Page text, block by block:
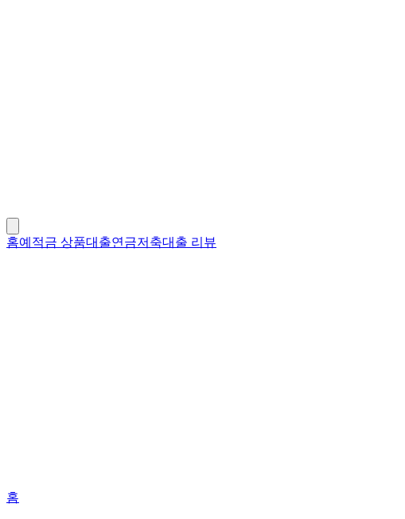
홈예적금 상품대출연금저축대출 리뷰
홈